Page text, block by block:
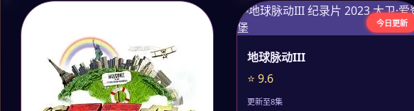
今日更新
地球脉动III
⭐ 9.6
更新至8集